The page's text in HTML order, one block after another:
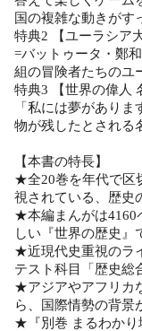
国の複雑な動きがす
特典2 【ユーラシア
=バットゥータ・鄭
組の冒険者たちのユ
特典3 【世界の偉人
「私には夢があり
物が残したとされる
【本書の特長】
★全20巻を年代で区
視されている、歴史
★本編まんがは4160
しい『世界の歴史』
★近現代史重視のラ
テスト科目「歴史総
★アジアやアフリカ
ら、国際情勢の背景
★『別巻 まるわかり